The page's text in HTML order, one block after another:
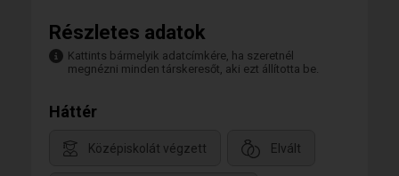
Részletes adatok
Kattints bármelyik adatcímkére, ha szeretnél
megnézni minden társkeresőt, aki ezt állította be.
Háttér
Középiskolát végzett Elvált